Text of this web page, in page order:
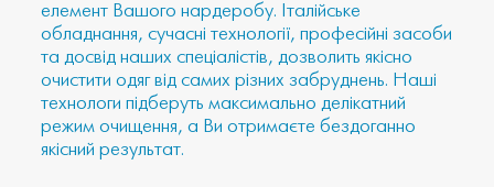
елемент Вашого нардеробу. Італійське
обладнання, сучасні технології, професійні засоби
та досвід наших спеціалістів, дозволить якісно
очистити одяг від самих різних забруднень. Наші
технологи підберуть максимально делікатний
режим очищення, а Ви отримаєте бездоганно
якісний результат.